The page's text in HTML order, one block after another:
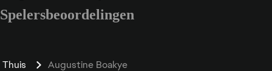
Spelersbeoordelingen
Thuis Augustine Boakye